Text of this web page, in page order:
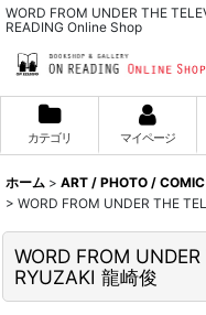
WORD FROM UNDER THE
READING Online Shop
カテゴリ マイページ
ホーム > ART / PHOTO / COMIC
> WORD FROM UNDER THE
WORD FROM
RYUZAKI 龍崎俊